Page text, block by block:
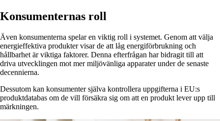
Konsumenternas roll
Även konsumenterna spelar en viktig roll i systemet. Genom att välja
energieffektiva produkter visar de att låg energiförbrukning och
hållbarhet är viktiga faktorer. Denna efterfrågan har bidragit till att
driva utvecklingen mot mer miljövänliga apparater under de senaste
decennierna.
Dessutom kan konsumenter själva kontrollera uppgifterna i EU:s
produktdatabas om de vill försäkra sig om att en produkt lever upp till
märkningen.